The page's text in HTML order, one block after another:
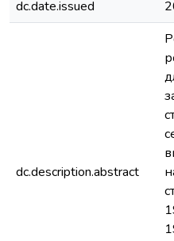
dc.date.issued
dc.description.abstract